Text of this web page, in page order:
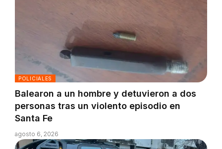
POLICIALES
Balearon a un hombre y detuvieron a dos
personas tras un violento episodio en
Santa Fe
agosto 6, 2026